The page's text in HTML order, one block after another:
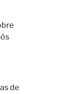
de